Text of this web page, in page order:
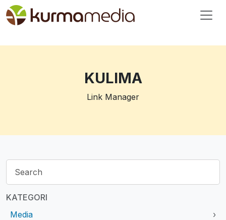
KULIMA
Link Manager
KATEGORI
Media
›